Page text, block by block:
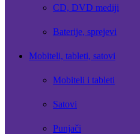
CD, DVD mediji
Baterije, sprejevi
Mobiteli, tableti, satovi
Mobiteli i tableti
Satovi
Punjači